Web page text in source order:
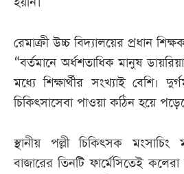
রেমাক্রী উচ্চ বিদ্যালয়ের প্রধান
“বর্তমানে অর্ধশতাধিক মানুষ
মধ্যে শিক্ষার্থীর সংখ্যাই বেশি।
চিকিৎসাসেবা পাওয়া কঠিন হয়ে
স্থানীয় পল্লী চিকিৎসক মংসাচিং
বাজারের তিনটি ফার্মেসিতেই